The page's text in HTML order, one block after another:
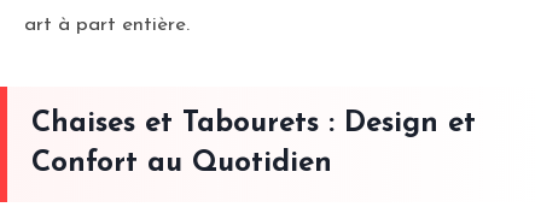
art à part entière.
Chaises et Tabourets : Design et
Confort au Quotidien